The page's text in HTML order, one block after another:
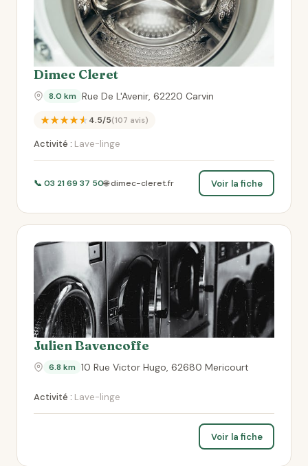
Dimec Cleret
8.0 km Rue De L'Avenir, 62220 Carvin
★★★★★4.5/5(107 avis)
Activité : Lave-linge
📞 03 21 69 37 50🌐 dimec-cleret.fr Voir la fiche
Julien Bavencoffe
6.8 km 10 Rue Victor Hugo, 62680 Mericourt
Activité : Lave-linge
Voir la fiche